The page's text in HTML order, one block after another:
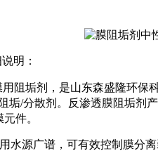
明：
阻垢剂，是山东森盛隆环保
垢/分散剂。反渗透膜阻垢剂
件。
水源广谱，可有效控制膜分